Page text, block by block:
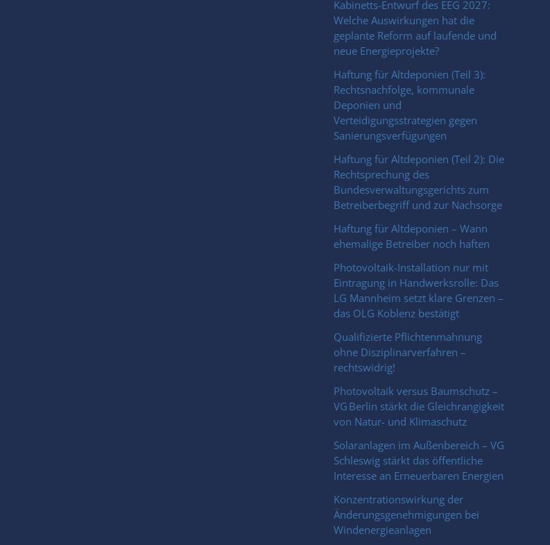
Kabinetts-Entwurf des EEG 2027:
Welche Auswirkungen hat die
geplante Reform auf laufende und
neue Energieprojekte?
Haftung für Altdeponien (Teil 3):
Rechtsnachfolge, kommunale
Deponien und
Verteidigungsstrategien gegen
Sanierungsverfügungen
Haftung für Altdeponien (Teil 2): Die
Rechtsprechung des
Bundesverwaltungsgerichts zum
Betreiberbegriff und zur Nachsorge
Haftung für Altdeponien – Wann
ehemalige Betreiber noch haften
Photovoltaik-Installation nur mit
Eintragung in Handwerksrolle: Das
LG Mannheim setzt klare Grenzen –
das OLG Koblenz bestätigt
Qualifizierte Pflichtenmahnung
ohne Disziplinarverfahren –
rechtswidrig!
Photovoltaik versus Baumschutz –
VG Berlin stärkt die Gleichrangigkeit
von Natur- und Klimaschutz
Solaranlagen im Außenbereich – VG
Schleswig stärkt das öffentliche
Interesse an Erneuerbaren Energien
Konzentrationswirkung der
Änderungsgenehmigungen bei
Windenergieanlagen